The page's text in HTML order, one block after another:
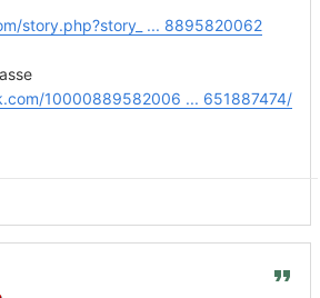
story.php?story_ ... 8895820062
10000889582006 ... 651887474/